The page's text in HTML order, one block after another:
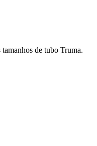
de tubo Truma.